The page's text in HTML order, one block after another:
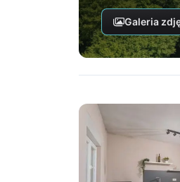
Galeria